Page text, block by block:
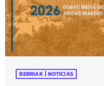
BERRIAK | NOTICIAS